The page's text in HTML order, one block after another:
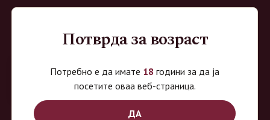
етикети.
Овозможено од:
Продавница на Вино Маркет:
Потврда за возраст
Потребно е да имате 18 години за да ја
посетите оваа веб-страница.
ДА